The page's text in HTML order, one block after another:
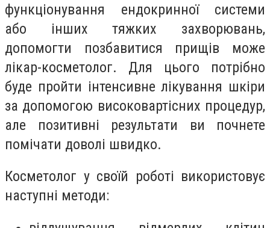
функціонування ендокринної системи
або інших тяжких захворювань,
допомогти позбавитися прищів може
лікар-косметолог. Для цього потрібно
буде пройти інтенсивне лікування шкіри
за допомогою високовартісних процедур,
але позитивні результати ви почнете
помічати доволі швидко.
Косметолог у своїй роботі використовує
наступні методи: